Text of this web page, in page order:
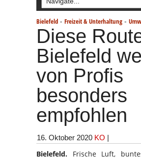
Bielefeld - Freizeit & Unterhaltung -
Diese
Bielefeld
von Profis
besonders
empfohlen
16. Oktober 2020 KO |
Bielefeld. Frische Luft,